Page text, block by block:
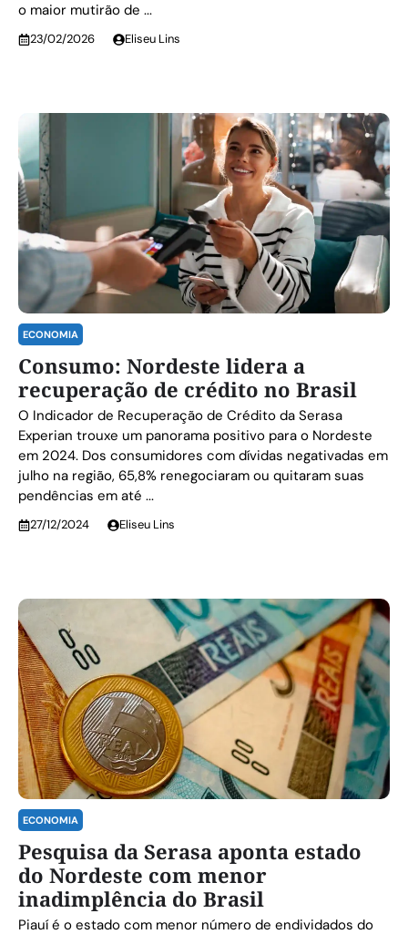
o maior mutirão de ...
23/02/2026 Eliseu Lins
ECONOMIA
Consumo: Nordeste lidera a
recuperação de crédito no Brasil
O Indicador de Recuperação de Crédito da Serasa
Experian trouxe um panorama positivo para o Nordeste
em 2024. Dos consumidores com dívidas negativadas em
julho na região, 65,8% renegociaram ou quitaram suas
pendências em até ...
27/12/2024 Eliseu Lins
ECONOMIA
Pesquisa da Serasa aponta estado
do Nordeste com menor
inadimplência do Brasil
Piauí é o estado com menor número de endividados do